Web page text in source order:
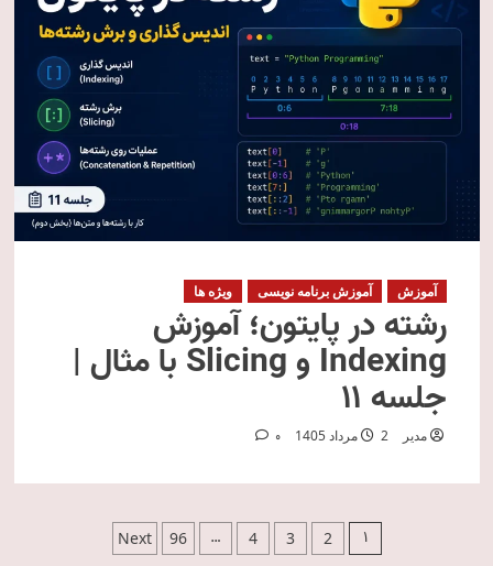
آموزش آموزش برنامه نویسی ویژه ها
رشته در پایتون؛ آموزش
Indexing و Slicing با مثال |
جلسه ۱۱
مدیر 2 مرداد 1405 0
صفحه‌بندی
1
2
3
4
…
96
Next